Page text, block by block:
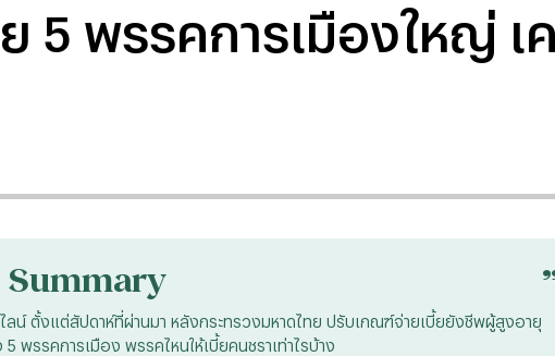
5 พรรคการเมืองใหญ่
Summary
น์ ตั้งแต่สัปดาห์ที่ผ่านมา หลังกระทรวงมหาดไทย ปรับเกณฑ์จ่ายเบี้ยยังชีพผู้สูงอายุ
รรคการเมือง พรรคไหนให้เบี้ยคนชราเท่าไรบ้าง